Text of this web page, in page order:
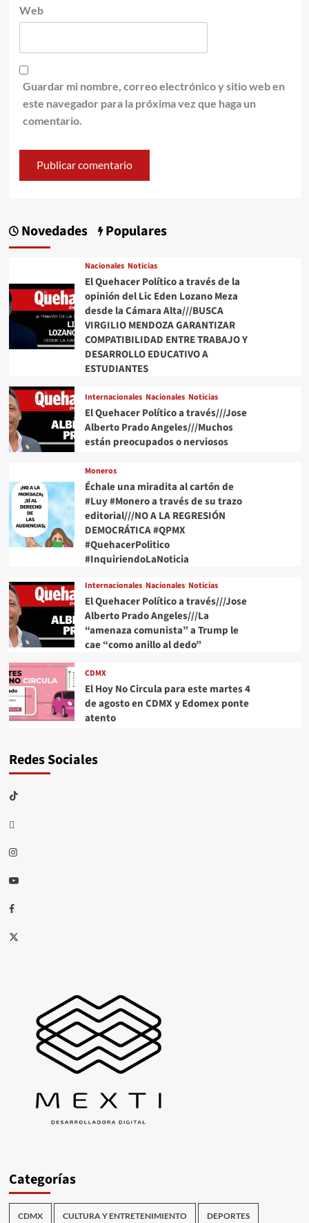
Web
Guardar mi nombre, correo electrónico y sitio web en
este navegador para la próxima vez que haga un
comentario.
Novedades Populares
Nacionales Noticias
El Quehacer Político a través de la
opinión del Lic Eden Lozano Meza
desde la Cámara Alta///BUSCA
VIRGILIO MENDOZA GARANTIZAR
COMPATIBILIDAD ENTRE TRABAJO Y
DESARROLLO EDUCATIVO A
ESTUDIANTES
Internacionales Nacionales Noticias
El Quehacer Político a través///Jose
Alberto Prado Angeles///Muchos
están preocupados o nerviosos
Moneros
Échale una miradita al cartón de
#Luy #Monero a través de su trazo
editorial///NO A LA REGRESIÓN
DEMOCRÁTICA #QPMX
#QuehacerPolitico
#InquiriendoLaNoticia
Internacionales Nacionales Noticias
El Quehacer Político a través///Jose
Alberto Prado Angeles///La
“amenaza comunista” a Trump le
cae “como anillo al dedo”
CDMX
El Hoy No Circula para este martes 4
de agosto en CDMX y Edomex ponte
atento
Redes Sociales
TikTok
threads
Instagram
Youtube
Facebook
X
Categorías
CDMX CULTURA Y ENTRETENIMIENTO DEPORTES